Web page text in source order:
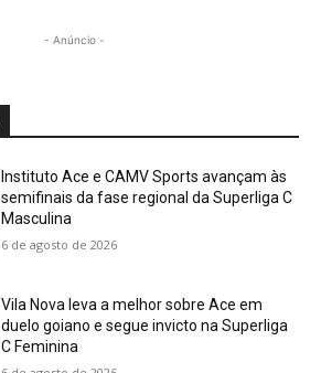
- Anúncio -
Instituto Ace e CAMV Sports avançam às
semifinais da fase regional da Superliga C
Masculina
6 de agosto de 2026
Vila Nova leva a melhor sobre Ace em
duelo goiano e segue invicto na Superliga
C Feminina